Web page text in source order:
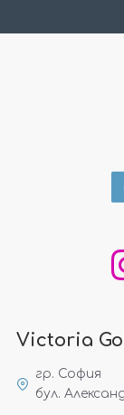
Victoria
гр. София
бул.